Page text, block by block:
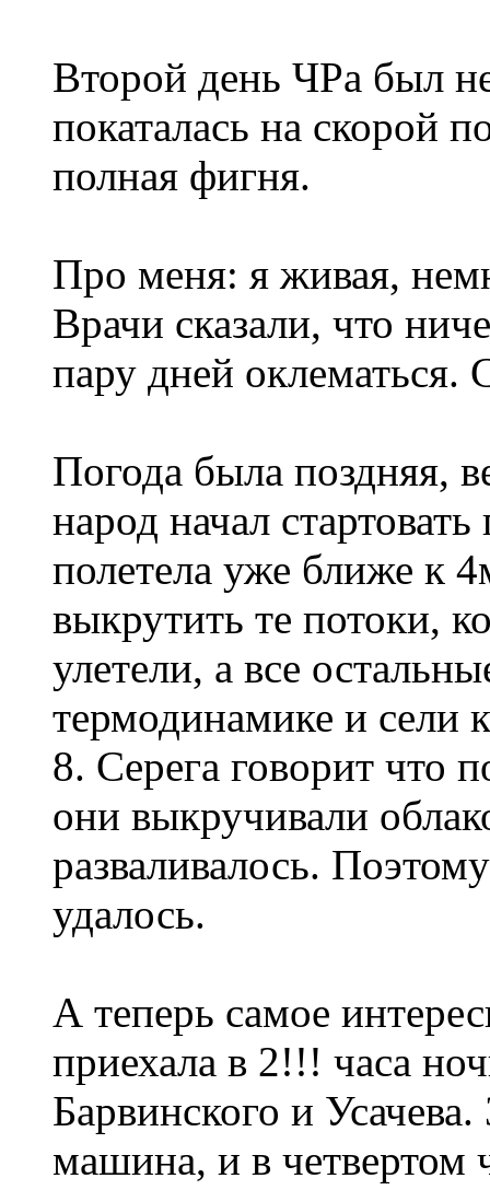
Второй день ЧРа был
покаталась на скорой
полная фигня.
Про меня: я живая,
Врачи сказали, что
пару дней оклематься.
Погода была поздняя,
народ начал
полетела уже ближе к
выкрутить те потоки,
улетели, а все
термодинамике и сели
8. Серега говорит что
они выкручивали
разваливалось.
удалось.
А теперь самое
приехала в 2!!! часа
Барвинского и
машина, и в четвертом